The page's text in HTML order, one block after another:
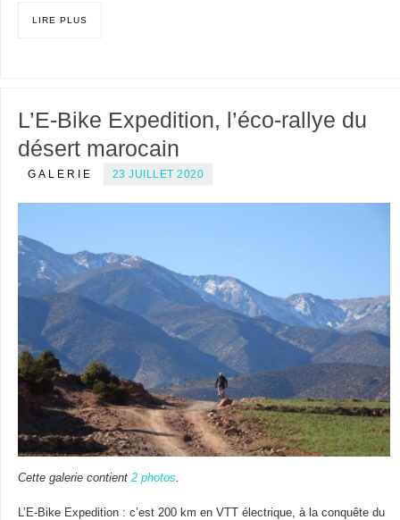
LIRE PLUS
L’E-Bike Expedition, l’éco-rallye du
désert marocain
GALERIE 23 JUILLET 2020
Cette galerie contient 2 photos.
L’E-Bike Expedition : c’est 200 km en VTT électrique, à la conquête du